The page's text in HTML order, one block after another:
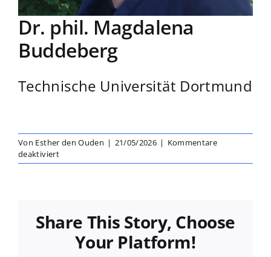
Dr. phil. Magdalena
Buddeberg
Technische Universität Dortmund
Von Esther den Ouden | 21/05/2026 | Kommentare
deaktiviertfür
Dr.
Share This Story, Choose
Your Platform!